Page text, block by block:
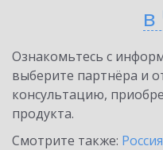
в
Ознакомьтесь с
выберите партнёра и
консультацию,
продукта.
Смотрите также: Россия